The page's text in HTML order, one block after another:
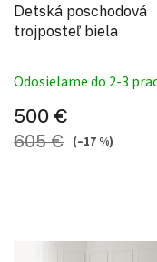
Detská poschodová
trojposteľ biela
Odosielame do 2-3
500 €
605 € (–17 %)